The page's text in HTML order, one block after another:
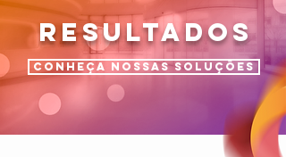
Resultados
Conheça nossas soluções